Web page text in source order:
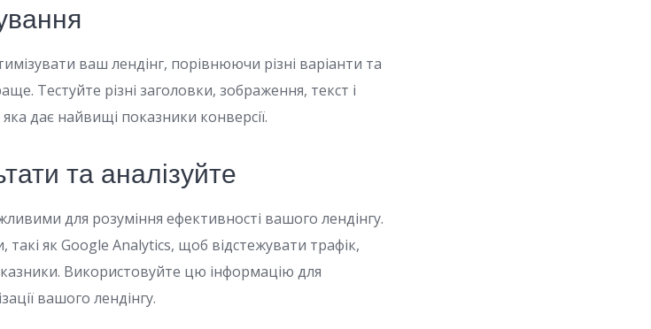
ваш лендінг, порівнюючи різні варіанти та
Тестуйте різні заголовки, зображення, текст і
дає найвищі показники конверсії.
та аналізуйте
для розуміння ефективності вашого лендінгу.
як Google Analytics, щоб відстежувати трафік,
Використовуйте цю інформацію для
вашого лендінгу.